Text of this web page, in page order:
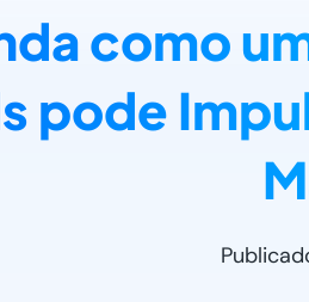
como
pode